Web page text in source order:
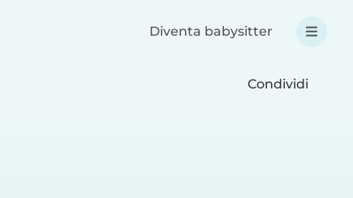
Diventa babysitter
Condividi